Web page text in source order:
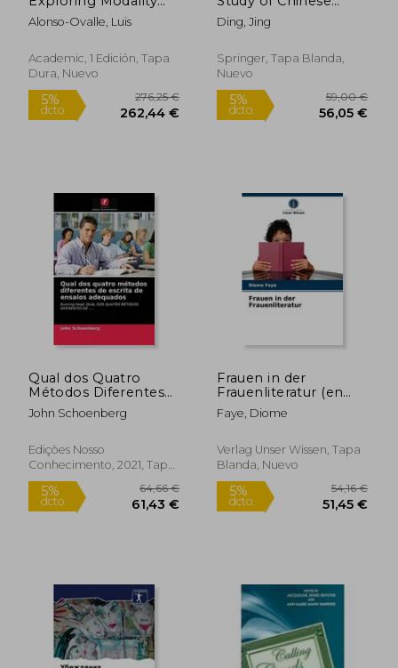
5%
dcto.
166,04 €
157,74 €
5%
dcto.
5% 100,21 € 5%
Beyond the Verbal
Domain (en Inglés)
Alonso-Ovalle, Luis
Academic, 1 Edición, Tapa
Dura, Nuevo
Opposites (en Inglés)
Ding, Jing
Springer, Tapa Blanda,
Nuevo
Qual dos Quatro
Métodos Diferentes
de Escrita de Ensaios
Adequados: Running
Quatro Métodos
Diferentes de. (en
John Schoenberg
Edições Nosso
Conhecimento, 2021, Tapa
Blanda, Nuevo
Frauen in der
Frauenliteratur (en
Alemán)
Faye, Diome
Verlag Unser Wissen, Tapa
Blanda, Nuevo